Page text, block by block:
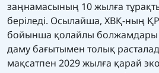
заңнамасының 10 жылға
беріледі. Осылайша, ХВҚ-ның ҚР
бойынша қолайлы болжамдары
даму бағытымен толық
мақсатпен 2029 жылға қарай